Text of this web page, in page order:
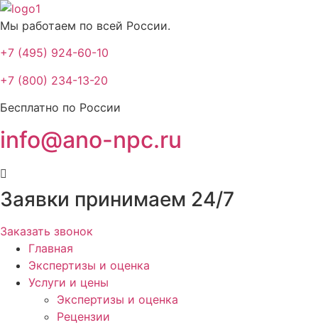
Мы работаем по всей России.
+7 (495) 924-60-10​
+7 (800) 234-13-20​
Бесплатно по России
info@ano-npc.ru
Заявки принимаем 24/7
Заказать звонок
Главная
Экспертизы и оценка
Услуги и цены
Экспертизы и оценка
Рецензии